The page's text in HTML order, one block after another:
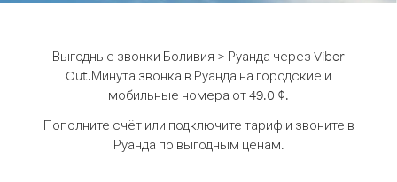
Выгодные звонки Боливия > Руанда через Viber
Out.Минута звонка в Руанда на городские и
мобильные номера от 49.0 ¢.
Пополните счёт или подключите тариф и звоните в
Руанда по выгодным ценам.